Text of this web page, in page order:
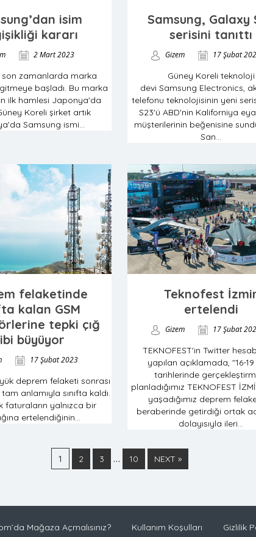
isim
kararı
2 Mart 2023
son zamanlarda marka
başladı. Bu marka
ilk hamlesi Japonya'da
Koreli şirket artık
Samsung ismi...
Samsung, Galaxy
serisini tanıttı
Gizem 17 Şubat
Güney Koreli teknoloji
devi Samsung Electronics,
telefonu teknolojisinin yeni
S23'ü ABD'nin Kaliforniya
müşterilerinin beğenisine
San...
felaketinde
kalan GSM
tepki çığ
büyüyor
17 Şubat 2023
deprem felaketi sonrası
anlamıyla sınıfta kaldı.
faturaların yalnızca bir
ertelendiğinin...
Teknofest
ertelendi
Gizem 17 Şubat
TEKNOFEST'in Twitter
yapılan açıklamada, "16-
tarihlerinde
planladığımız TEKNOFEST
yaşadığımız deprem
beraberinde getirdiği ortak
dolayısıyla ileri...
1 2 3 … 10 NEXT »
Mağaza Açmalısınız? Kullanım Koşulları Gizlilik